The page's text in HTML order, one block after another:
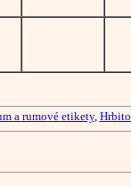
a rumové etikety,